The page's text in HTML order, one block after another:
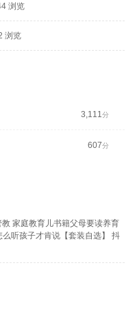
浏览
浏览
3,111分
607分
家庭教育儿书籍父母要读养育
听孩子才肯说【套装自选】 抖